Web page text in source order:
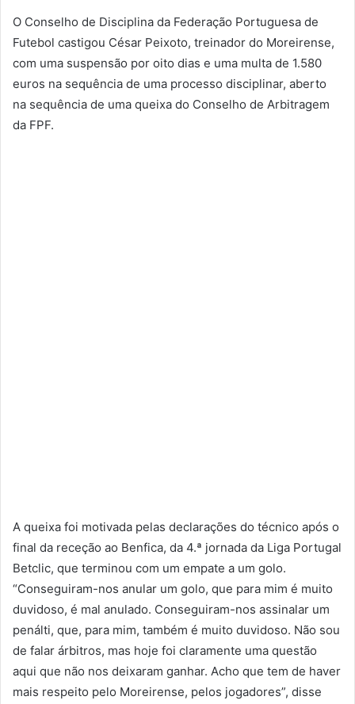
O Conselho de Disciplina da Federação Portuguesa de
Futebol castigou César Peixoto, treinador do Moreirense,
com uma suspensão por oito dias e uma multa de 1.580
euros na sequência de uma processo disciplinar, aberto
na sequência de uma queixa do Conselho de Arbitragem
da FPF.
A queixa foi motivada pelas declarações do técnico após o
final da receção ao Benfica, da 4.ª jornada da Liga Portugal
Betclic, que terminou com um empate a um golo.
“Conseguiram-nos anular um golo, que para mim é muito
duvidoso, é mal anulado. Conseguiram-nos assinalar um
penálti, que, para mim, também é muito duvidoso. Não sou
de falar árbitros, mas hoje foi claramente uma questão
aqui que não nos deixaram ganhar. Acho que tem de haver
mais respeito pelo Moreirense, pelos jogadores”, disse